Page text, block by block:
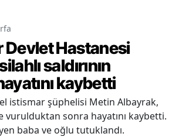
Hastanesi
saldırının
kaybetti
istismar şüphelisi Metin Albayrak,
vurulduktan sonra hayatını kaybetti.
baba ve oğlu tutuklandı.